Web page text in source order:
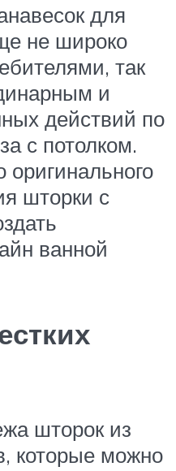
для
не широко
так
и
действий по
с потолком.
шторки с
ванной
шторок из
которые можно